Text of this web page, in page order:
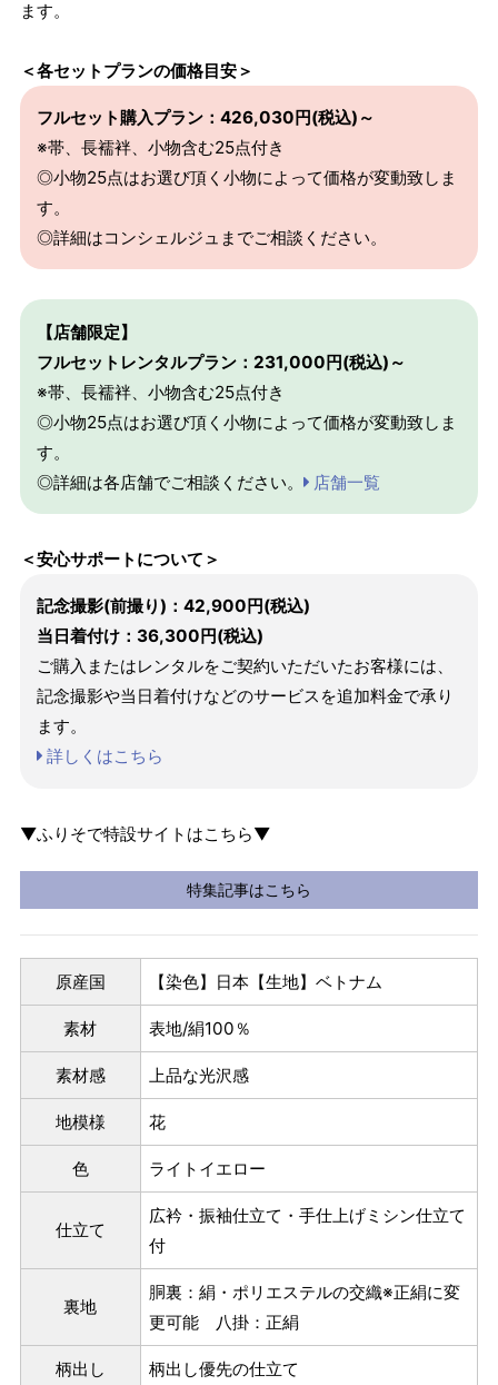
パターンオーダー（弊社規定のS～LLサイズより、身長・
ヒップを目安にサイズをお選びいただく）
マイサイズでお仕立て（お客様の希望サイズでお仕立て）
店舗で採寸（お近くの店舗でスタッフが採寸）
ます。
＜各セットプランの価格目安＞
フルセット購入プラン：426,030円(税込)～
※帯、長襦袢、小物含む25点付き
◎小物25点はお選び頂く小物によって価格が変動致しま
す。
◎詳細はコンシェルジュまでご相談ください。
【店舗限定】
フルセットレンタルプラン：231,000円(税込)～
※帯、長襦袢、小物含む25点付き
◎小物25点はお選び頂く小物によって価格が変動致しま
す。
◎詳細は各店舗でご相談ください。
店舗一覧
＜安心サポートについて＞
記念撮影(前撮り)：42,900円(税込)
当日着付け：36,300円(税込)
ご購入またはレンタルをご契約いただいたお客様には、
記念撮影や当日着付けなどのサービスを追加料金で承り
ます。
詳しくはこちら
▼ふりそで特設サイトはこちら▼
特集記事はこちら
原産国 【染色】日本【生地】ベトナム
素材 表地/絹100％
素材感 上品な光沢感
地模様 花
色 ライトイエロー
仕立て
広衿・振袖仕立て・手仕上げミシン仕立て
付
裏地
胴裏：絹・ポリエステルの交織※正絹に変
更可能 八掛：正絹
柄出し 柄出し優先の仕立て